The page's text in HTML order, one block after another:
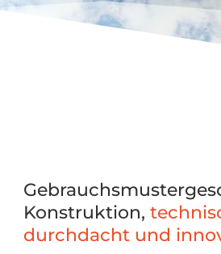
Konstruktion,
durchdacht und